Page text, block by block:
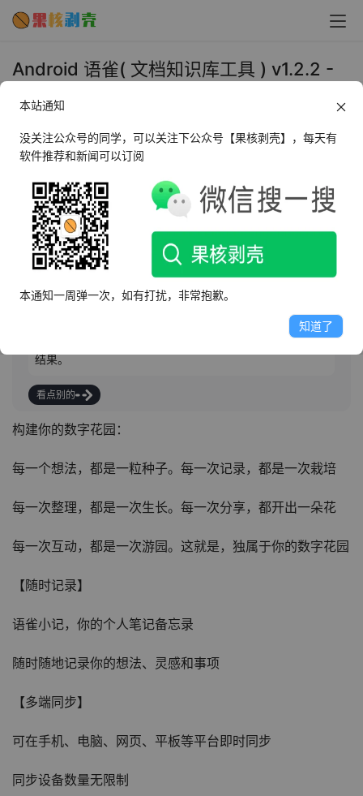
Android 语雀( 文档知识库工具 ) v1.2.2 -
2025年4月27日 上午9:17 办公开发
AI摘要
此内容由AI根据文章内容自动生成，并已由人工审核
语雀是一款个人数字花园构建工具，可记录想法、灵感和
事项，支持多端同步，高效创作。其自研编辑器提供舒适
编辑体验，知识库功能可归纳整理知识，形成结构化体
系。背靠支付宝，数据安全有保障。构建你的数字花园，
从语雀开始，随时记录，分享互动，让每一次思考都开花
结果。
看点别的
构建你的数字花园：
每一个想法，都是一粒种子。每一次记录，都是一次栽培
每一次整理，都是一次生长。每一次分享，都开出一朵花
每一次互动，都是一次游园。这就是，独属于你的数字花园
【随时记录】
语雀小记，你的个人笔记备忘录
随时随地记录你的想法、灵感和事项
【多端同步】
可在手机、电脑、网页、平板等平台即时同步
同步设备数量无限制
本站通知
没关注公众号的同学，可以关注下公众号【果核剥壳】，每天有
软件推荐和新闻可以订阅
本通知一周弹一次，如有打扰，非常抱歉。
知道了